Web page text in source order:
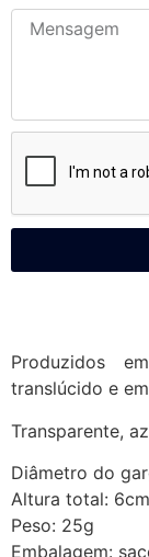
Produzidos
translúcido e
Transparente,
Diâmetro do
Altura total: 6cm
Peso: 25g
Embalagem: